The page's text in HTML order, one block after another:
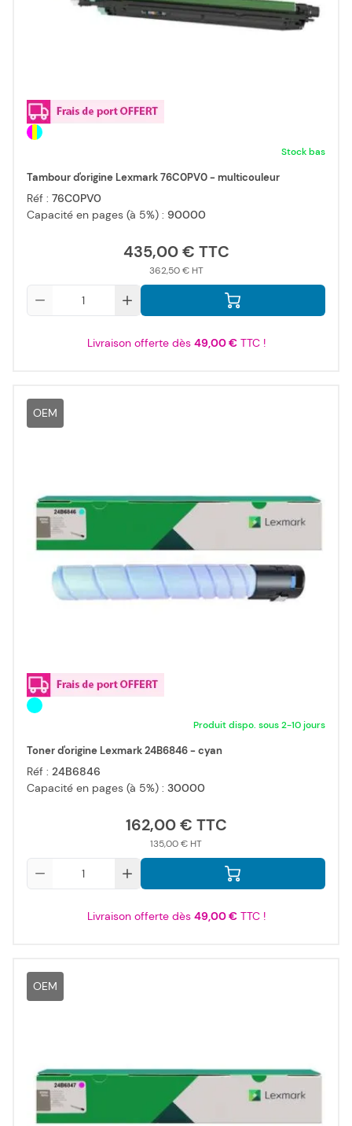
Stock bas
Tambour d'origine Lexmark 76C0PV0 - multicouleur
Réf : 76C0PV0
Capacité en pages (à 5%) : 90000
435,00 €
362,50 €
Livraison offerte dès 49,00 €TTC !
OEM
Produit dispo. sous 2-10 jours
Toner d'origine Lexmark 24B6846 - cyan
Réf : 24B6846
Capacité en pages (à 5%) : 30000
162,00 €
135,00 €
Livraison offerte dès 49,00 €TTC !
OEM